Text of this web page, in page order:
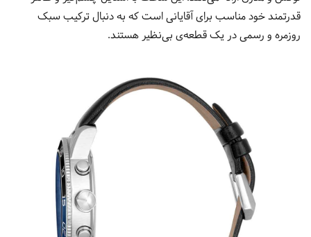
قدرتمند خود مناسب برای آقایانی است که به دنبال ترکیب سبک
روزمره و رسمی در یک قطعه‌ی بی‌نظیر هستند.